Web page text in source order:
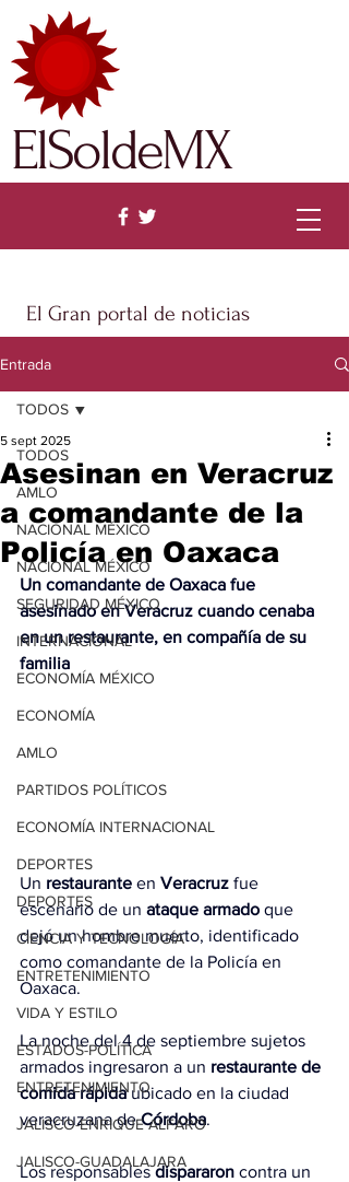
El Gran portal de noticias
ElSoldeMX
Entrada
TODOS
AMLO
NACIONAL MÉXICO
NACIONAL MÉXICO
SEGURIDAD MÉXICO
INTERNACIONAL
ECONOMÍA MÉXICO
ECONOMÍA
AMLO
PARTIDOS POLÍTICOS
ECONOMÍA INTERNACIONAL
DEPORTES
DEPORTES
CIENCIA Y TECNOLOGÍA
ENTRETENIMIENTO
VIDA Y ESTILO
ESTADOS-POLÍTICA
ENTRETENIMIENTO
JALISCO-ENRIQUE ALFARO
JALISCO-GUADALAJARA
TODOS
Asesinan en Veracruz
a comandante de la
Policía en Oaxaca
5 sept 2025
Un comandante de Oaxaca fue
asesinado en Veracruz cuando cenaba
en un restaurante, en compañía de su
familia
Un restaurante en Veracruz fue
escenario de un ataque armado que
dejó un hombre muerto, identificado
como comandante de la Policía en
Oaxaca.
La noche del 4 de septiembre sujetos
armados ingresaron a un restaurante de
comida rápida ubicado en la ciudad
veracruzana de Córdoba.
Los responsables dispararon contra un